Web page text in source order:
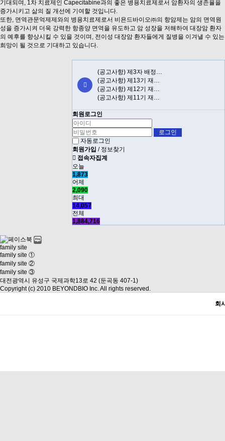
기대 되며, 1차 치료제인 Capecitabine과의 좋은 병용치료제로서 암환자의 생존율을
증가시키고 삶의 질 개선에 기여할 것입니다.
또한, 면역관문억제제와의 병용치료제로서 비욘드바이오㈜의 항암제는 암의 면역원
성을 증가시켜 더욱 강력한 항종양 면역을 유도하고 암 성장을 저해하여 대장암 환자
의 예후를 향상시킬 수 있을 것이며, 전이성 대장암 환자들에게 질병을 이겨낼 수 있는
희망이 될 것으로 기대하고 있습니다.
(공고사항) 제3자 배정…
(공고사항) 제13기 재…
(공고사항) 제12기 재…
(공고사항) 제11기 재…
회원로그인
자동로그인
회원가입 / 정보찾기
접속자집계
오늘
1,873
어제
2,090
최대
14,057
전체
1,884,716
family site
family site ①
family site ②
family site ③
대전광역시 유성구 국제과학13로 42 (둔곡동 407-1)
Copyright (c) 2010 BEYONDBIO Inc. All rights reserved.
회